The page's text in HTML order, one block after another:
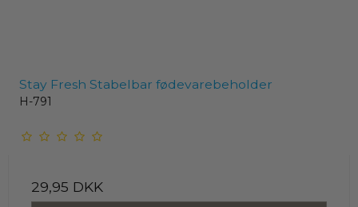
Stay Fresh Stabelbar fødevarebeholder
H-791
29,95 DKK